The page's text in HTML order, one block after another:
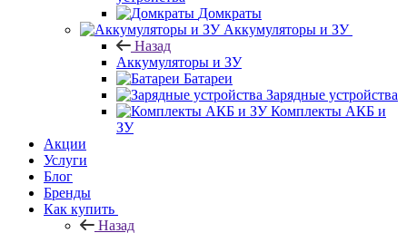
Домкраты
Аккумуляторы и ЗУ
Назад
Аккумуляторы и ЗУ
Батареи
Зарядные устройства
Комплекты АКБ и
ЗУ
Акции
Услуги
Блог
Бренды
Как купить
Назад